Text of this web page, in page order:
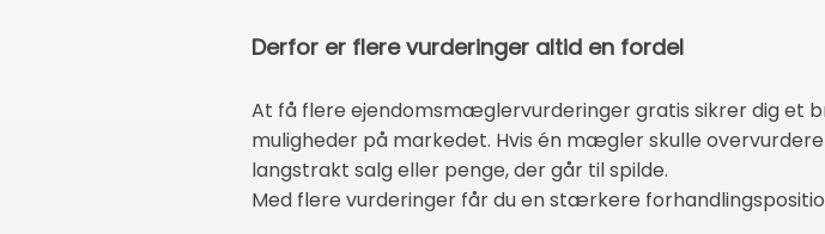
Derfor er flere vurderinger altid en fordel
At få flere ejendomsmæglervurderinger gratis sikrer dig et
muligheder på markedet. Hvis én mægler skulle
langstrakt salg eller penge, der går til spilde.
Med flere vurderinger får du en stærkere